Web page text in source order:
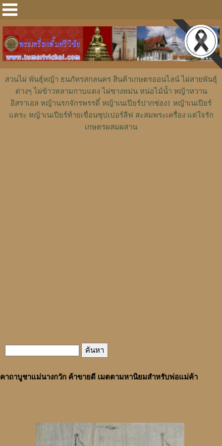
สวนไผ่ พันธุ์หญ้า ธนภัทรสกลนคร สินค้าเกษตรออนไลน์ ไผ่สายพันธุ์
ต่างๆ ไผ่ข้าวหลามกาบแดง ไผ่ซางหม่น หน่อไม้น้ำ หญ้าหวาน
อิสราเอล หญ้านรกจักรพรรดิ์ หญ้าเนเปียร์ปากช่อง1 หญ้าเนเปียร์
แคระ หญ้าเนเปียร์ท้ายเขื่อนซุปเปอร์ลีฟ สะสมพระเครื่อง แต่ใจรัก
เกษตรผสมผสาน
คาถาบูชาแม่นางกวัก ค้าขายดี เมตตามหานิยมสำหรับพ่อแม่ค้า